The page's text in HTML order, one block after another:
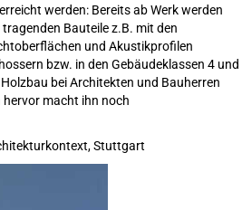
werden: Bereits ab Werk werden
Bauteile z.B. mit den
und Akustikprofilen
bzw. in den Gebäudeklassen 4 und
bei Architekten und Bauherren
macht ihn noch
Stuttgart